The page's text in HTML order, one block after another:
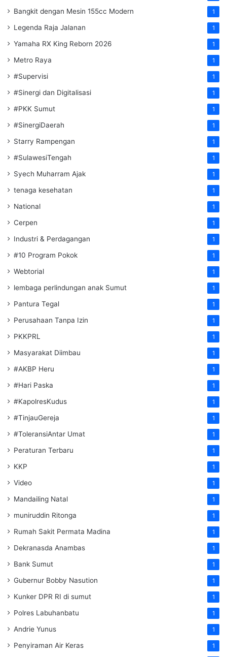
Bangkit dengan Mesin 155cc Modern 1
Legenda Raja Jalanan 1
Yamaha RX King Reborn 2026 1
Metro Raya 1
#Supervisi 1
#Sinergi dan Digitalisasi 1
#PKK Sumut 1
#SinergiDaerah 1
Starry Rampengan 1
#SulawesiTengah 1
Syech Muharram Ajak 1
tenaga kesehatan 1
National 1
Cerpen 1
Industri & Perdagangan 1
#10 Program Pokok 1
Webtorial 1
lembaga perlindungan anak Sumut 1
Pantura Tegal 1
Perusahaan Tanpa Izin 1
PKKPRL 1
Masyarakat Diimbau 1
#AKBP Heru 1
#Hari Paska 1
#KapolresKudus 1
#TinjauGereja 1
#ToleransiAntar Umat 1
Peraturan Terbaru 1
KKP 1
Video 1
Mandailing Natal 1
muniruddin Ritonga 1
Rumah Sakit Permata Madina 1
Dekranasda Anambas 1
Bank Sumut 1
Gubernur Bobby Nasution 1
Kunker DPR RI di sumut 1
Polres Labuhanbatu 1
Andrie Yunus 1
Penyiraman Air Keras 1